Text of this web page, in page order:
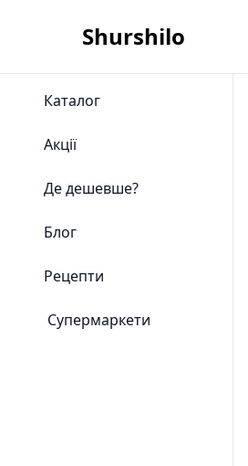
Shurshilo
Каталог
Акції
Де дешевше?
Блог
Рецепти
Супермаркети